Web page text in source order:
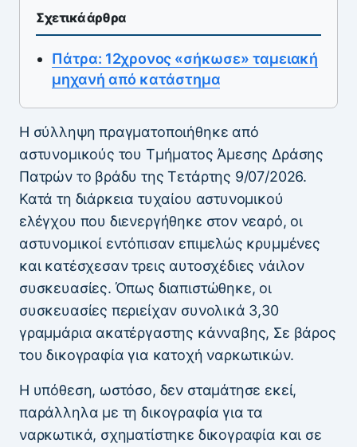
Σχετικά άρθρα
Πάτρα: 12χρονος «σήκωσε» ταμειακή
μηχανή από κατάστημα
Η σύλληψη πραγματοποιήθηκε από
αστυνομικούς του Τμήματος Άμεσης Δράσης
Πατρών το βράδυ της Τετάρτης 9/07/2026.
Κατά τη διάρκεια τυχαίου αστυνομικού
ελέγχου που διενεργήθηκε στον νεαρό, οι
αστυνομικοί εντόπισαν επιμελώς κρυμμένες
και κατέσχεσαν τρεις αυτοσχέδιες νάιλον
συσκευασίες. Όπως διαπιστώθηκε, οι
συσκευασίες περιείχαν συνολικά 3,30
γραμμάρια ακατέργαστης κάνναβης, Σε βάρος
του δικογραφία για κατοχή ναρκωτικών.
Η υπόθεση, ωστόσο, δεν σταμάτησε εκεί,
παράλληλα με τη δικογραφία για τα
ναρκωτικά, σχηματίστηκε δικογραφία και σε